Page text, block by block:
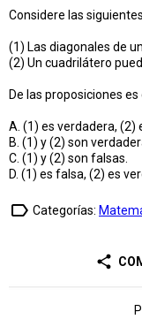
Considere las
(1) Las diagonales de
(2) Un cuadrilátero
De las proposiciones
A. (1) es verdadera, (2)
B. (1) y (2) son
C. (1) y (2) son falsas.
D. (1) es falsa, (2) es
label_outline Categorías:
share